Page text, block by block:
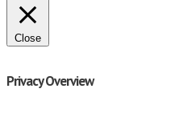
Close
Privacy Overview